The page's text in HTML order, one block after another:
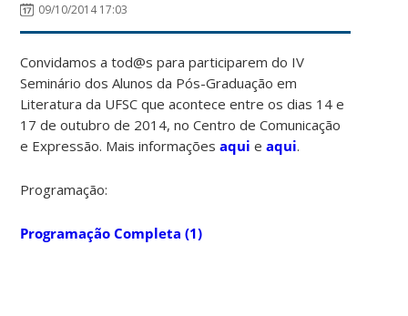
09/10/2014 17:03
Convidamos a tod@s para participarem do IV
Seminário dos Alunos da Pós-Graduação em
Literatura da UFSC que acontece entre os dias 14 e
17 de outubro de 2014, no Centro de Comunicação
e Expressão. Mais informaçõesaqui eaqui.
Programação:
Programação Completa (1)